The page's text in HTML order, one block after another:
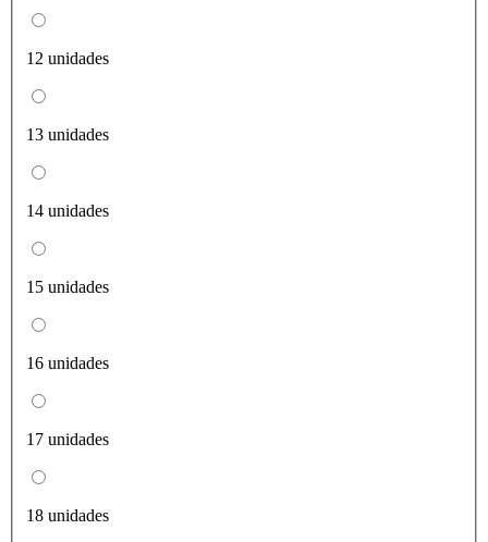
12 unidades
13 unidades
14 unidades
15 unidades
16 unidades
17 unidades
18 unidades